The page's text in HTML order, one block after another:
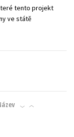
tento projekt
ve státě